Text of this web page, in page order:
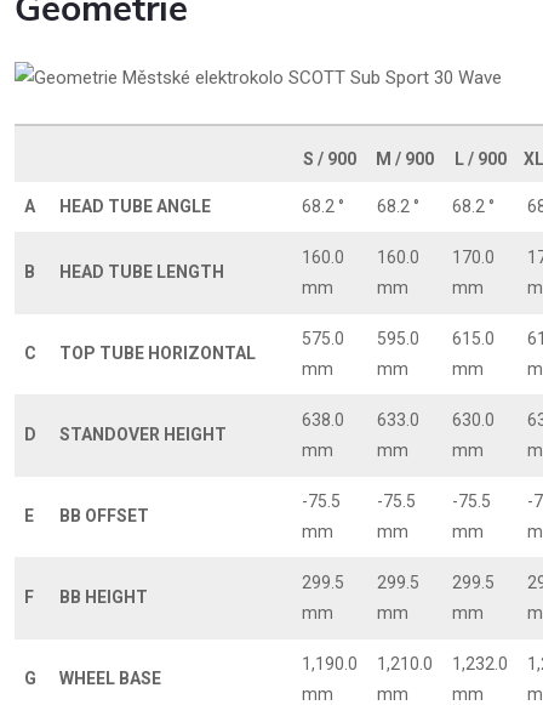
S / 900 M / 900 L / 900
A HEAD TUBE ANGLE 68.2 ° 68.2 ° 68.2 °
B HEAD TUBE LENGTH
160.0
mm
160.0
mm
170.0
mm
C TOP TUBE HORIZONTAL
575.0
mm
595.0
mm
615.0
mm
D STANDOVER HEIGHT
638.0
mm
633.0
mm
630.0
mm
E BB OFFSET
-75.5
mm
-75.5
mm
-75.5
mm
-
F BB HEIGHT
299.5
mm
299.5
mm
299.5
mm
G WHEEL BASE
1,190.0
mm
1,210.0
mm
1,232.0
mm